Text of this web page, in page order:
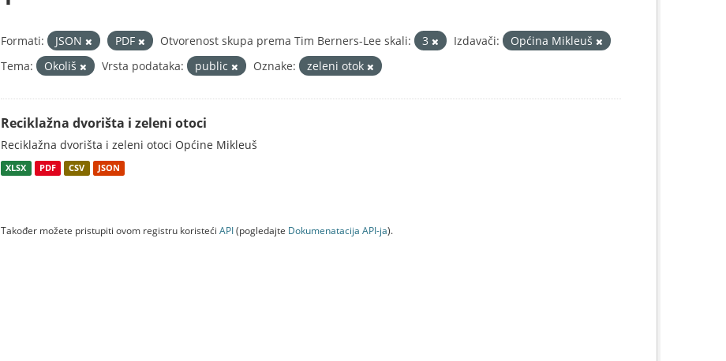
Formati: JSON PDF Otvorenost skupa prema Tim Berners-Lee skali: 3 Izdavači:
Općina Mikleuš
Tema:
Okoliš Vrsta podataka: public Oznake: zeleni otok
Reciklažna dvorišta i zeleni otoci
Reciklažna dvorišta i zeleni otoci Općine Mikleuš
XLSX PDF CSV JSON
Također možete pristupiti ovom registru koristeći API(pogledajte Dokumenаtаcijа API-jа).